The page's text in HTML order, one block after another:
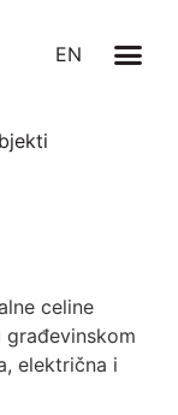
EN
celine
građevinskom
električna i